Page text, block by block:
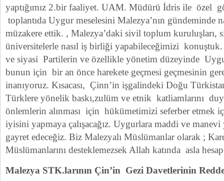
yaptığımız 2.bir faaliyet. UAM. Müdürü İdris ile özel
toplantıda Uygur meselesini Malezya’nın gündeminde
müzakere ettik. , Malezya’daki sivil toplum kuruluşları,
üniversitelerle nasıl iş birliği yapabileceğimizi
ve siyasi Partilerin ve özellikle yönetim düzeyinde
bunun için bir an önce harekete geçmesi geçmesinin
inanıyoruz. Kısacası, Çinn’in işgalindeki Doğu
Türklere yönelik baskı,zulüm ve etnik katliamlarını
önlemlerin alınması için hükümetimizi seferber etmek
iyisini yapmaya çalışacağız. Uygurlara maddi ve
gayret edeceğiz. Biz Malezyalı Müslümanlar olarak ;
Müslümanlarını desteklemezsek Allah katında asla
Malezya STK.larının Çin’in Gezi Davetlerinin